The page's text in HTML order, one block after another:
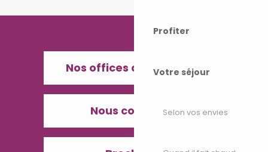
Profiter
Votre séjour
Selon vos envies
Nos offices de Tourisme
Nous contacter